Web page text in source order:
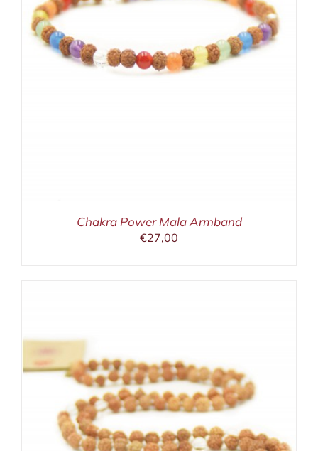
Chakra Power Mala Armband
€27,00